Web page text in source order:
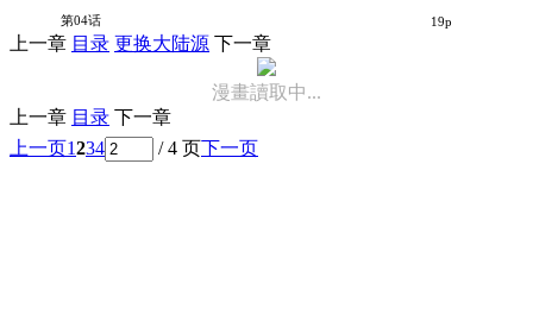
第04话 19p
上一章 目录 更换大陆源 下一章
漫畫讀取中...
上一章 目录 下一章
上一页1234 / 4 页下一页